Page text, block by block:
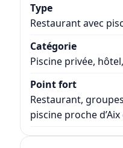
Type
Restaurant avec
Catégorie
Piscine privée,
Point fort
Restaurant,
piscine proche